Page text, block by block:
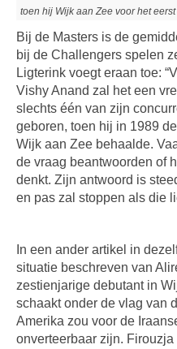
toen hij Wijk aan Zee voor het
Bij de Masters is de
bij de Challengers spelen
Ligterink voegt eraan toe:
Vishy Anand zal het een
slechts één van zijn
geboren, toen hij in 1989
Wijk aan Zee behaalde.
de vraag beantwoorden of
denkt. Zijn antwoord is
en pas zal stoppen als die
In een ander artikel in
situatie beschreven van
zestienjarige debutant in
schaakt onder de vlag van
Amerika zou voor de
onverteerbaar zijn.